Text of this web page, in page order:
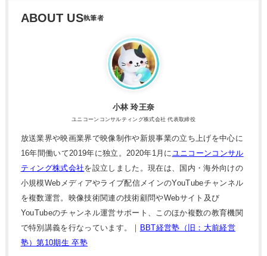
ABOUT US
小林 玲王奈
ユニコーンコンサルティング株式会社 代表取締役
放送業界や映画業界で映像制作や新規事業の立ち上げを中心に
16年間働いて2019年に独立。2020年1月にユニコーンコンサル
ティング株式会社を設立しました。現在は、国内・海外向けの
小規模Webメディアやライブ配信メインのYouTubeチャンネル
を複数運営。映像技術関連の技術顧問やWebサイト及び
YouTubeのチャンネル運営サポート、このほか複数の教育機関
で特別講義を行なっています。｜ BBT経営塾（旧：大前経営
塾）第10期生 卒塾